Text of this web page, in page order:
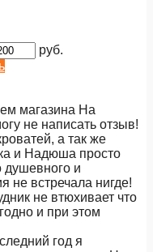
руб.
магазина На
не написать отзыв!
а так же
и Надюша просто
душевного и
не встречала нигде!
не втюхивает что
и при этом
год я